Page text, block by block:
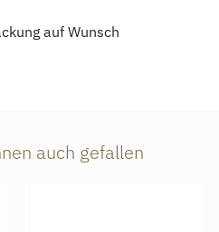
auf Wunsch
auch gefallen